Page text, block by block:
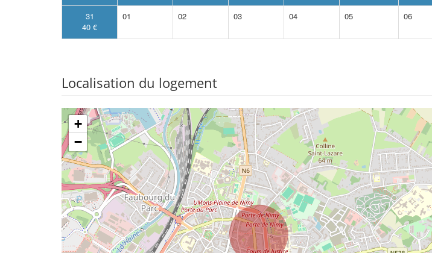
31
40 €
01 02 03 04 05 06
Localisation du logement
+
−